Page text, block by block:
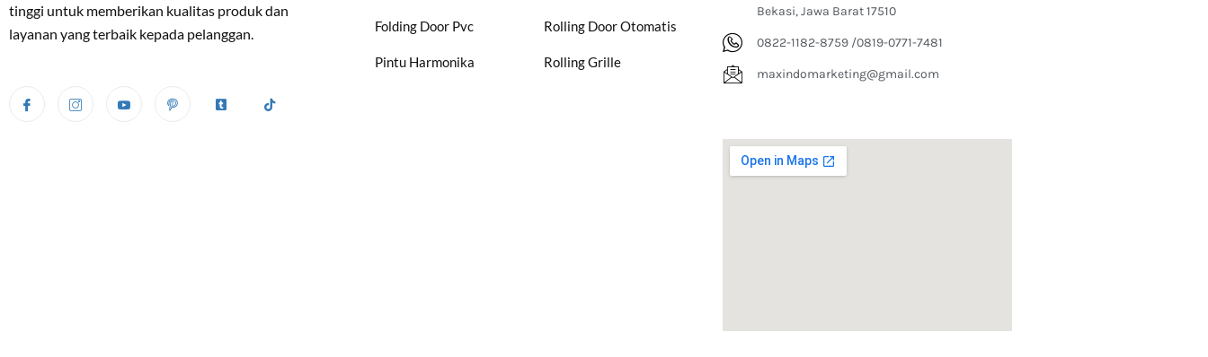
tinggi untuk memberikan kualitas produk dan
layanan yang terbaik kepada pelanggan.
Folding Door Pvc
Pintu Harmonika
Rolling Door Otomatis
Rolling Grille
Bekasi, Jawa Barat 17510
0822-1182-8759 /0819-0771-7481
maxindomarketing@gmail.com